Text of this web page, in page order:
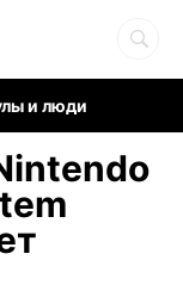
и люди